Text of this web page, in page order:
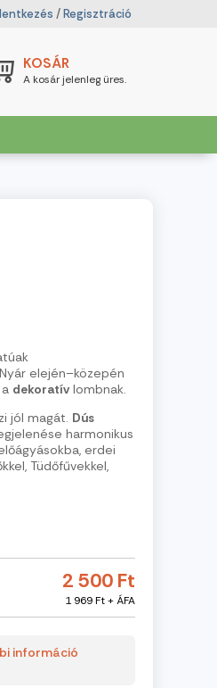
/Regisztráció
KOSÁR
A kosár jelenleg üres.
elején–közepén
dekoratív lombnak.
jól magát. Dús
harmonikus
erdei
Tüdőfűvekkel,
2 500 Ft
1 969 Ft + ÁFA
információ